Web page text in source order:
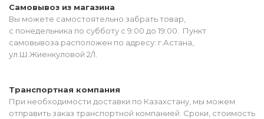
Самовывоз из магазина
Вы можете самостоятельно забрать товар,
с понедельника по субботу с 9:00 до 19:00. Пункт
самовывоза расположен по адресу: г.Астана,
ул.Ш.Жиенкуловой 2/1.
Транспортная компания
При необходимости доставки по Казахстану, мы можем
отправить заказ транспортной компанией. Сроки, стоимость